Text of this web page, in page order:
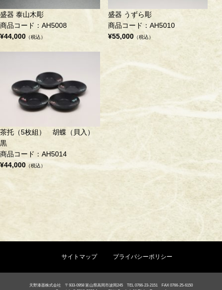
盛器 泰山木彫
商品コード：AH5008
¥44,000 （税込）
盛器 うずら彫
商品コード：AH5010
¥55,000（税込）
茶托（5枚組） 胡蝶（貝入）
黒
商品コード：AH5014
¥44,000 （税込）
サイトマップ プライバシーポリシー
天野漆器株式会社 〒933-0958 富山県高岡市波岡245 TEL 0766-23-2151 FAX 0766-25-6150